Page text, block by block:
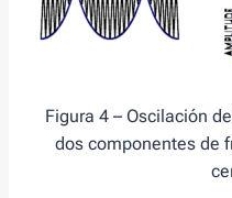
Figura 4 – Oscilación
dos componentes de